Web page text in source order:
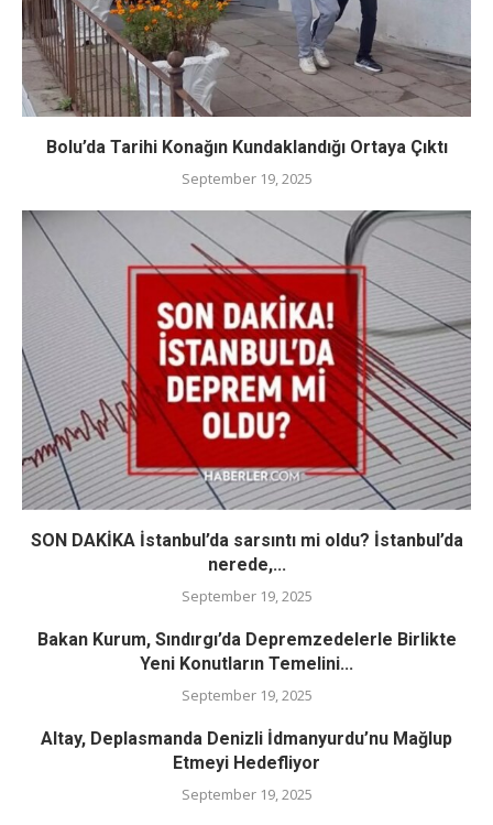
Bolu’da Tarihi Konağın Kundaklandığı Ortaya Çıktı
September 19, 2025
SON DAKİKA İstanbul’da sarsıntı mi oldu? İstanbul’da
nerede,...
September 19, 2025
Bakan Kurum, Sındırgı’da Depremzedelerle Birlikte
Yeni Konutların Temelini...
September 19, 2025
Altay, Deplasmanda Denizli İdmanyurdu’nu Mağlup
Etmeyi Hedefliyor
September 19, 2025